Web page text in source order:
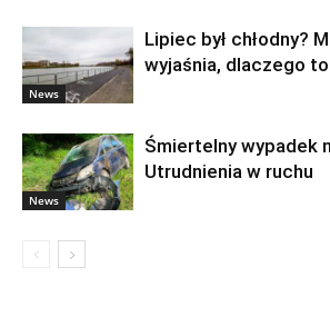
News
Lipiec był chłodny?
wyjaśnia, dlaczego to
News
Śmiertelny wypadek
Utrudnienia w ruchu